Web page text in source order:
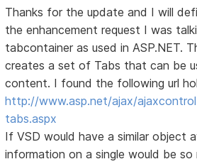
Thanks for the update and I will
the enhancement request I was
tabcontainer as used in ASP.NET.
creates a set of Tabs that can be
content. I found the following url
http://www.asp.net/ajax/
tabs.aspx
If VSD would have a similar object
information on a single would be so